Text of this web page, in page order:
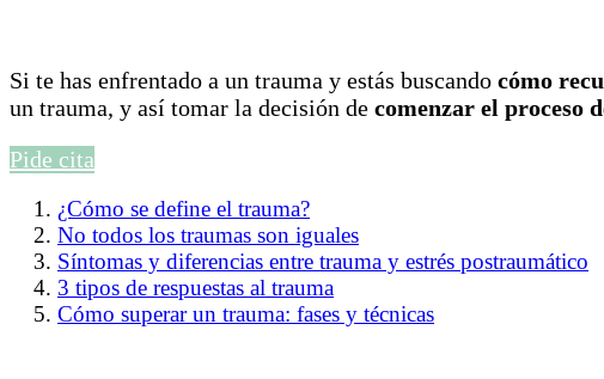
Si te has enfrentado a un trauma y estás buscando cómo
un trauma, y así tomar la decisión de comenzar el proceso
Pide cita
¿Cómo se define el trauma?
No todos los traumas son iguales
Síntomas y diferencias entre trauma y estrés postraumático
3 tipos de respuestas al trauma
Cómo superar un trauma: fases y técnicas